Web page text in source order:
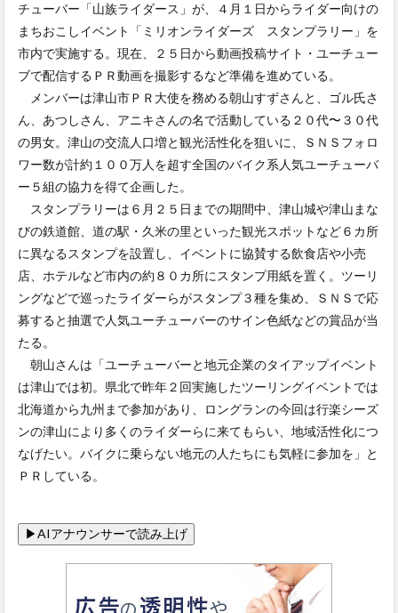
チューバー「山族ライダース」が、４月１日からライダー向けの
まちおこしイベント「ミリオンライダーズ スタンプラリー」を
市内で実施する。現在、２５日から動画投稿サイト・ユーチュー
ブで配信するＰＲ動画を撮影するなど準備を進めている。
メンバーは津山市ＰＲ大使を務める朝山すずさんと、ゴル氏さ
ん、あつしさん、アニキさんの名で活動している２０代〜３０代
の男女。津山の交流人口増と観光活性化を狙いに、ＳＮＳフォロ
ワー数が計約１００万人を超す全国のバイク系人気ユーチューバ
ー５組の協力を得て企画した。
スタンプラリーは６月２５日までの期間中、津山城や津山まな
びの鉄道館、道の駅・久米の里といった観光スポットなど６カ所
に異なるスタンプを設置し、イベントに協賛する飲食店や小売
店、ホテルなど市内の約８０カ所にスタンプ用紙を置く。ツーリ
ングなどで巡ったライダーらがスタンプ３種を集め、ＳＮＳで応
募すると抽選で人気ユーチューバーのサイン色紙などの賞品が当
たる。
朝山さんは「ユーチューバーと地元企業のタイアップイベント
は津山では初。県北で昨年２回実施したツーリングイベントでは
北海道から九州まで参加があり、ロングランの今回は行楽シーズ
ンの津山により多くのライダーらに来てもらい、地域活性化につ
なげたい。バイクに乗らない地元の人たちにも気軽に参加を」と
ＰＲしている。